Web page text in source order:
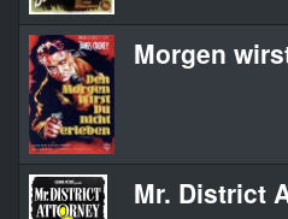
Morgen
Mr. District